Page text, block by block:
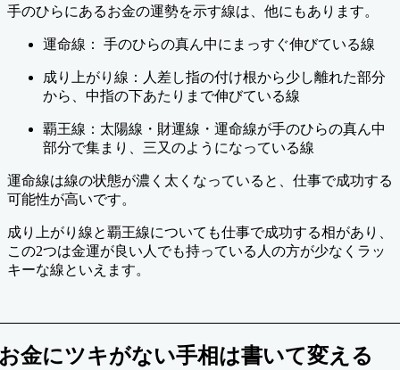
手のひらにあるお金の運勢を示す線は、他にもあります。
運命線： 手のひらの真ん中にまっすぐ伸びている線
成り上がり線：人差し指の付け根から少し離れた部分
から、中指の下あたりまで伸びている線
覇王線：太陽線・財運線・運命線が手のひらの真ん中
部分で集まり、三又のようになっている線
運命線は線の状態が濃く太くなっていると、仕事で成功する
可能性が高いです。
成り上がり線と覇王線についても仕事で成功する相があり、
この2つは金運が良い人でも持っている人の方が少なくラッ
キーな線といえます。
金にツキがない手相は書いて変える